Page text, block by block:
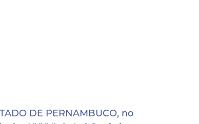
DE PERNAMBUCO, no